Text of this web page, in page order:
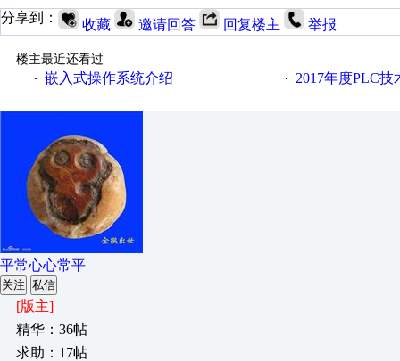
分享到： 收藏 邀请回答 回复楼主 举报
楼主最近还看过
· 嵌入式操作系统介绍 · 2017年度PLC
平常心心常平
关注 私信
[版主]
精华：36帖
求助：17帖